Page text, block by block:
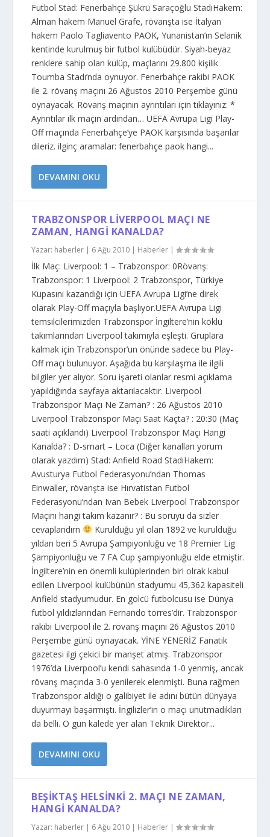
Futbol Stad: Fenerbahçe Şükrü Saraçoğlu StadıHakem:
Alman hakem Manuel Grafe, rövanşta ise İtalyan
hakem Paolo Tagliavento PAOK, Yunanistan’ın Selanik
kentinde kurulmuş bir futbol kulübüdür. Siyah-beyaz
renklere sahip olan kulüp, maçlarını 29.800 kişilik
Toumba Stadı’nda oynuyor. Fenerbahçe rakibi PAOK
ile 2. rövanş maçını 26 Ağustos 2010 Perşembe günü
oynayacak. Rövanş maçının ayrıntıları için tıklayınız: *
Ayrıntılar ilk maçın ardından… UEFA Avrupa Ligi Play-
Off maçında Fenerbahçe’ye PAOK karşısında başarılar
dileriz. ilginç aramalar: fenerbahçe paok hangi...
DEVAMINI OKU
TRABZONSPOR LIVERPOOL MAÇI NE
ZAMAN, HANGI KANALDA?
Yazar: haberler | 6 Ağu 2010 | Haberler |
İlk Maç: Liverpool: 1 – Trabzonspor: 0Rövanş:
Trabzonspor: 1 Liverpool: 2 Trabzonspor, Türkiye
Kupasını kazandığı için UEFA Avrupa Ligi’ne direk
olarak Play-Off maçıyla başlıyor.UEFA Avrupa Ligi
temsilcilerimizden Trabzonspor İngiltere’nin köklü
takımlarından Liverpool takımıyla eşleşti. Gruplara
kalmak için Trabzonspor’un önünde sadece bu Play-
Off maçı bulunuyor. Aşağıda bu karşılaşma ile ilgili
bilgiler yer alıyor. Soru işareti olanlar resmi açıklama
yapıldığında sayfaya aktarılacaktır. Liverpool
Trabzonspor Maçı Ne Zaman? : 26 Ağustos 2010
Liverpool Trabzonspor Maçı Saat Kaçta? : 20:30 (Maç
saati açıklandı) Liverpool Trabzonspor Maçı Hangi
Kanalda? : D-smart – Loca (Diğer kanalları yorum
olarak yazdım) Stad: Anfield Road StadıHakem:
Avusturya Futbol Federasyonu’ndan Thomas
Einwaller, rövanşta ise Hırvatistan Futbol
Federasyonu’ndan Ivan Bebek Liverpool Trabzonspor
Maçını hangi takım kazanır? : Bu soruyu da sizler
cevaplandırn
Kurulduğu yıl olan 1892 ve kurulduğu
yıldan beri 5 Avrupa Şampiyonluğu ve 18 Premier Lig
Şampiyonluğu ve 7 FA Cup şampiyonluğu elde etmiştir.
İngiltere’nin en önemli kulüplerinden biri olrak kabul
edilen Liverpool kulübünün stadyumu 45,362 kapasiteli
Anfield stadyumudur. En golcü futbolcusu ise Dünya
futbol yıldızlarından Fernando torres’dir. Trabzonspor
rakibi Liverpool ile 2. rövanş maçını 26 Ağustos 2010
Perşembe günü oynayacak. YİNE YENERİZ Fanatik
gazetesi ilgi çekici bir manşet atmış. Trabzonspor
1976’da Liverpool’u kendi sahasında 1-0 yenmiş, ancak
rövanş maçında 3-0 yenilerek elenmişti. Buna rağmen
Trabzonspor aldığı o galibiyet ile adını bütün dünyaya
duyurmayı başarmıştı. İngilizler’in o maçı unutmadıkları
da belli. O gün kalede yer alan Teknik Direktör...
DEVAMINI OKU
BEŞIKTAŞ HELSINKI 2. MAÇI NE ZAMAN,
HANGI KANALDA?
Yazar: haberler | 6 Ağu 2010 | Haberler |